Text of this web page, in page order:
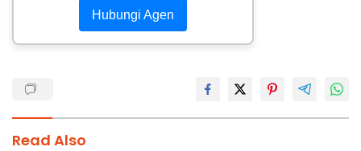
Hubungi Agen
Read Also